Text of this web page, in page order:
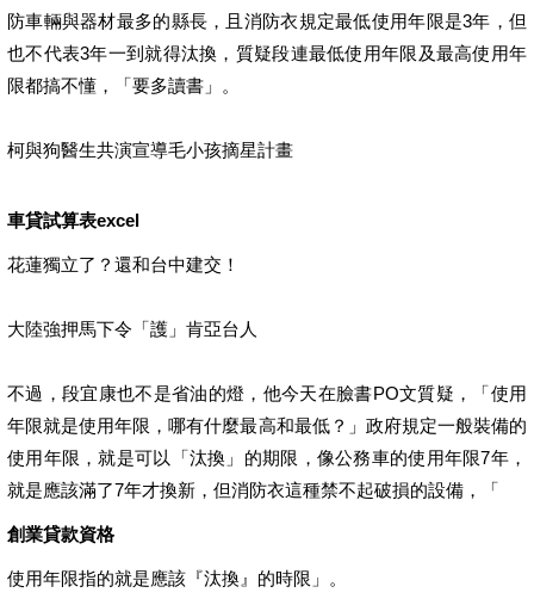
防車輛與器材最多的縣長，且消防衣規定最低使用年限是3年，但
也不代表3年一到就得汰換，質疑段連最低使用年限及最高使用年
限都搞不懂，「要多讀書」。
柯與狗醫生共演宣導毛小孩摘星計畫
車貸試算表excel
花蓮獨立了？還和台中建交！
大陸強押馬下令「護」肯亞台人
不過，段宜康也不是省油的燈，他今天在臉書PO文質疑，「使用
年限就是使用年限，哪有什麼最高和最低？」政府規定一般裝備的
使用年限，就是可以「汰換」的期限，像公務車的使用年限7年，
就是應該滿了7年才換新，但消防衣這種禁不起破損的設備，「
創業貸款資格
使用年限指的就是應該『汰換』的時限」。